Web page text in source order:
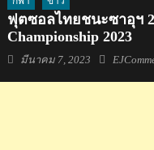
ฟุตซอลไทยชนะซาอุฯ
Championship 2023
Posted
มีนาคม 7, 2023 Author